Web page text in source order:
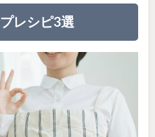
レシピ3選